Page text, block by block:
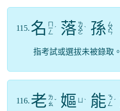
115. 名 ㄧ
ㄥ
ˊ 落 ㄌ
ㄨ
ㄛ
ˋ 孫 ㄙ
ㄨ
ㄣ
指考試或選拔未被錄取。
116. 老 ㄌ
ㄠ ˇ 嫗 ˋ 能 ㄋ
ㄥ
ˊ